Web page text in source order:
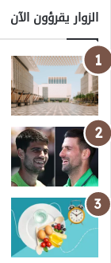
الزوار يقرؤون الآن